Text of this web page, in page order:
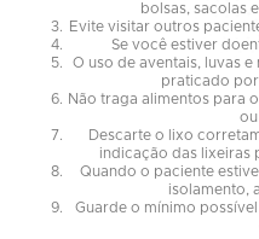
bolsas, sacolas
Evite visitar outros
Se você estiver
O uso de aventais, luvas
praticado por
Não traga alimentos para
ou
Descarte o lixo
indicação das lixeiras
Quando o paciente
isolamento,
Guarde o mínimo